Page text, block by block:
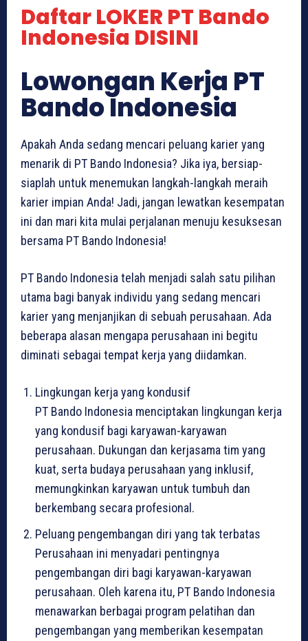
Daftar LOKER PT Bando
Indonesia DISINI
Lowongan Kerja PT
Bando Indonesia
Apakah Anda sedang mencari peluang karier yang
menarik di PT Bando Indonesia? Jika iya, bersiap-
siaplah untuk menemukan langkah-langkah meraih
karier impian Anda! Jadi, jangan lewatkan kesempatan
ini dan mari kita mulai perjalanan menuju kesuksesan
bersama PT Bando Indonesia!
PT Bando Indonesia telah menjadi salah satu pilihan
utama bagi banyak individu yang sedang mencari
karier yang menjanjikan di sebuah perusahaan. Ada
beberapa alasan mengapa perusahaan ini begitu
diminati sebagai tempat kerja yang diidamkan.
Lingkungan kerja yang kondusif
PT Bando Indonesia menciptakan lingkungan kerja
yang kondusif bagi karyawan-karyawan
perusahaan. Dukungan dan kerjasama tim yang
kuat, serta budaya perusahaan yang inklusif,
memungkinkan karyawan untuk tumbuh dan
berkembang secara profesional.
Peluang pengembangan diri yang tak terbatas
Perusahaan ini menyadari pentingnya
pengembangan diri bagi karyawan-karyawan
perusahaan. Oleh karena itu, PT Bando Indonesia
menawarkan berbagai program pelatihan dan
pengembangan yang memberikan kesempatan